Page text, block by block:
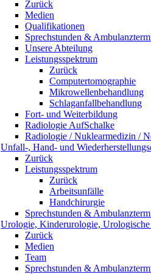
Zurück
Medien
Qualifikationen
Sprechstunden &
Unsere Abteilung
Leistungsspektrum
Zurück
Computertomographie
Mikrowellenbehandlung
Schlaganfallbehandlung
Fort- und Weiterbildung
Radiologie AufSchalke
Radiologie / Nuklearmedizin /
Unfall-, Hand- und
Zurück
Leistungsspektrum
Zurück
Arbeitsunfälle
Handchirurgie
Sprechstunden &
Urologie, Kinderurologie,
Zurück
Medien
Team
Sprechstunden &